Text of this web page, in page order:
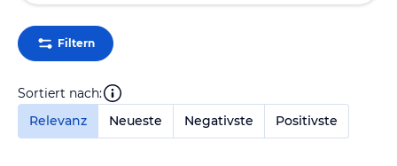
Filtern
Sortiert nach:
Relevanz
Neueste Negativste Positivste